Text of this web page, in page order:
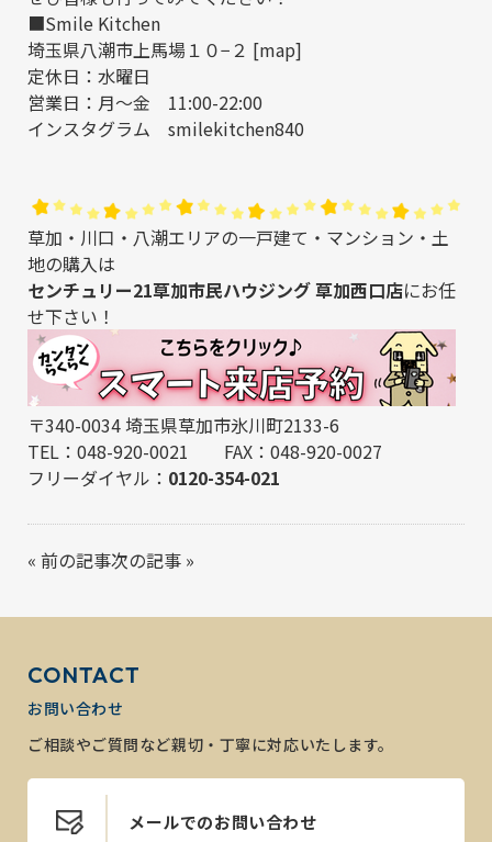
■Smile Kitchen
埼玉県八潮市上馬場１０−２ [map]
定休日：水曜日
営業日：月〜金 11:00-22:00
インスタグラム smilekitchen840
草加・川口・八潮エリアの一戸建て・マンション・土
地の購入は
センチュリー21草加市民ハウジング 草加西口店にお任
せ下さい！
〒340-0034 埼玉県草加市氷川町2133-6
TEL：048-920-0021 FAX：048-920-0027
フリーダイヤル： 0120-354-021
« 前の記事次の記事 »
CONTACT
お問い合わせ
ご相談やご質問など親切・丁寧に対応いたします。
メールでのお問い合わせ